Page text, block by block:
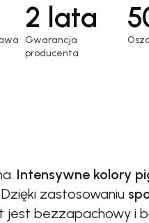
2 lata
Gwarancja
producenta
Intensywne kolory
zastosowaniu
jest bezzapachowy i